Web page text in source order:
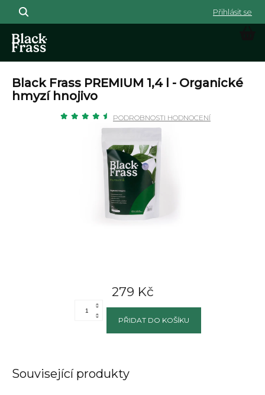
Přejít na obsah
Black Frass PREMIUM 1,4 l - Organické
hmyzí hnojivo
Průměrné hodnocení
PODROBNOSTI HODNOCENÍ
279 Kč
PŘIDAT DO KOŠÍKU
Související produkty